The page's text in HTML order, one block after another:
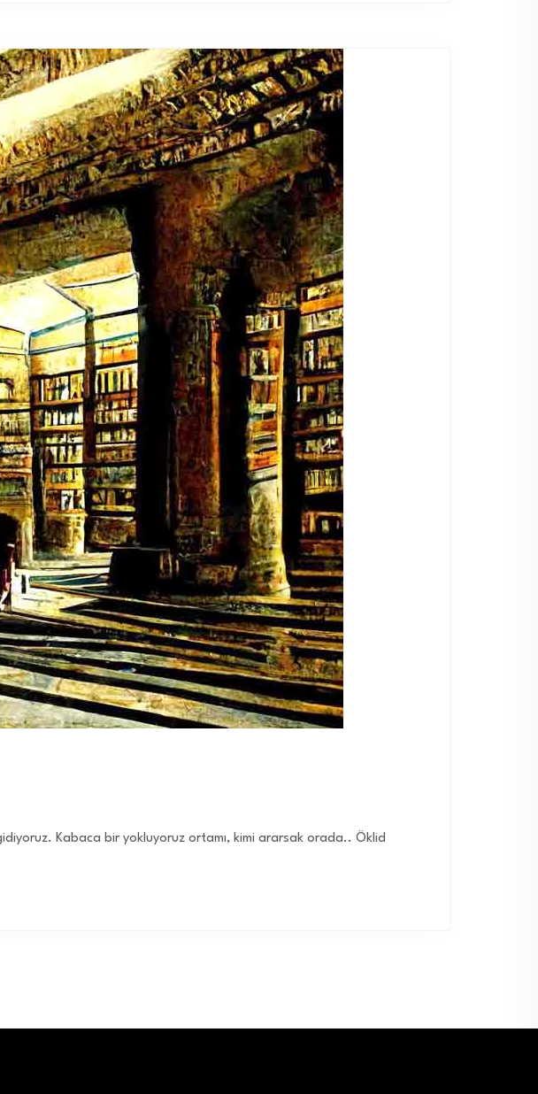
Kabaca bir yokluyoruz ortamı, kimi ararsak orada.. Öklid